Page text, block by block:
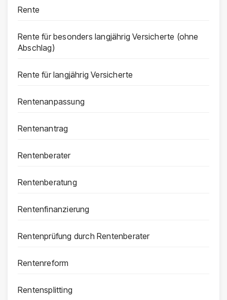
Rente
Rente für besonders langjährig Versicherte (ohne
Abschlag)
Rente für langjährig Versicherte
Rentenanpassung
Rentenantrag
Rentenberater
Rentenberatung
Rentenfinanzierung
Rentenprüfung durch Rentenberater
Rentenreform
Rentensplitting